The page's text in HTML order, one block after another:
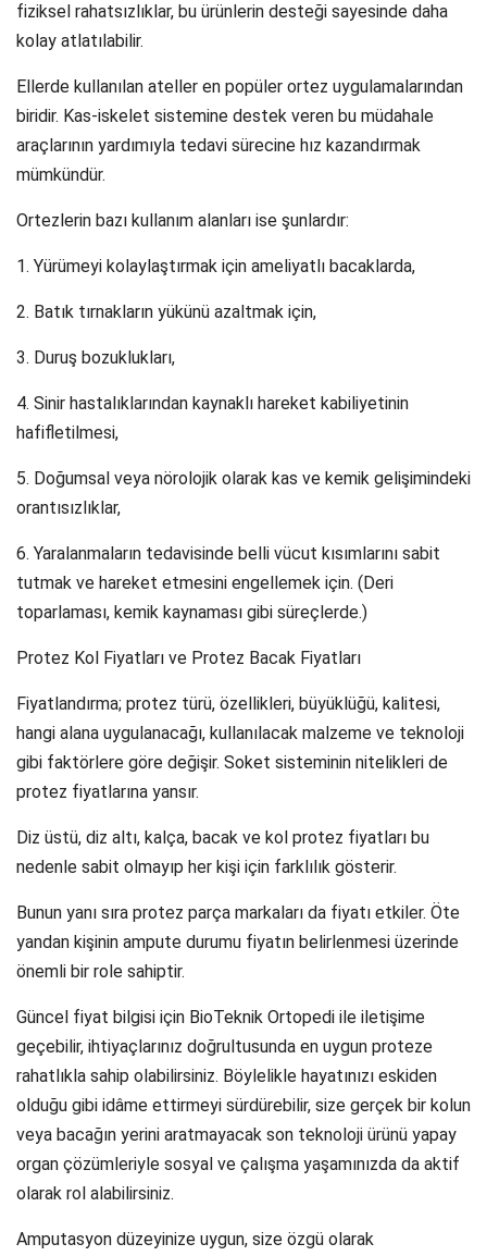
fiziksel rahatsızlıklar, bu ürünlerin desteği sayesinde daha
kolay atlatılabilir.
Ellerde kullanılan ateller en popüler ortez uygulamalarından
biridir. Kas-iskelet sistemine destek veren bu müdahale
araçlarının yardımıyla tedavi sürecine hız kazandırmak
mümkündür.
Ortezlerin bazı kullanım alanları ise şunlardır:
1. Yürümeyi kolaylaştırmak için ameliyatlı bacaklarda,
2. Batık tırnakların yükünü azaltmak için,
3. Duruş bozuklukları,
4. Sinir hastalıklarından kaynaklı hareket kabiliyetinin
hafifletilmesi,
5. Doğumsal veya nörolojik olarak kas ve kemik gelişimindeki
orantısızlıklar,
6. Yaralanmaların tedavisinde belli vücut kısımlarını sabit
tutmak ve hareket etmesini engellemek için. (Deri
toparlaması, kemik kaynaması gibi süreçlerde.)
Protez Kol Fiyatları ve Protez Bacak Fiyatları
Fiyatlandırma; protez türü, özellikleri, büyüklüğü, kalitesi,
hangi alana uygulanacağı, kullanılacak malzeme ve teknoloji
gibi faktörlere göre değişir. Soket sisteminin nitelikleri de
protez fiyatlarına yansır.
Diz üstü, diz altı, kalça, bacak ve kol protez fiyatları bu
nedenle sabit olmayıp her kişi için farklılık gösterir.
Bunun yanı sıra protez parça markaları da fiyatı etkiler. Öte
yandan kişinin ampute durumu fiyatın belirlenmesi üzerinde
önemli bir role sahiptir.
Güncel fiyat bilgisi için BioTeknik Ortopedi ile iletişime
geçebilir, ihtiyaçlarınız doğrultusunda en uygun proteze
rahatlıkla sahip olabilirsiniz. Böylelikle hayatınızı eskiden
olduğu gibi idâme ettirmeyi sürdürebilir, size gerçek bir kolun
veya bacağın yerini aratmayacak son teknoloji ürünü yapay
organ çözümleriyle sosyal ve çalışma yaşamınızda da aktif
olarak rol alabilirsiniz.
Amputasyon düzeyinize uygun, size özgü olarak